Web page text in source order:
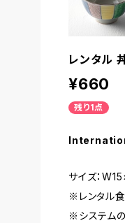
レンタル
¥660
残り1点
サイズ：
※レンタル
※システムの